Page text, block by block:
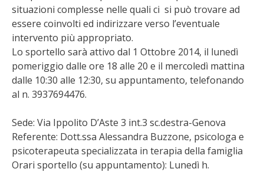
situazioni complesse nelle quali ci si può trovare ad
essere coinvolti ed indirizzare verso l’eventuale
intervento più appropriato.
Lo sportello sarà attivo dal 1 Ottobre 2014, il lunedì
pomeriggio dalle ore 18 alle 20 e il mercoledì mattina
dalle 10:30 alle 12:30, su appuntamento, telefonando
al n. 3937694476.
Sede: Via Ippolito D’Aste 3 int.3 sc.destra-Genova
Referente: Dott.ssa Alessandra Buzzone, psicologa e
psicoterapeuta specializzata in terapia della famiglia
Orari sportello (su appuntamento): Lunedì h.